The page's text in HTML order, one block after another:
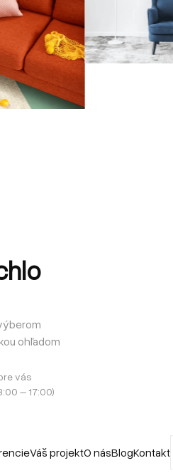
ohľadom
vás
– 17:00)
Váš projektO násBlogKontakt